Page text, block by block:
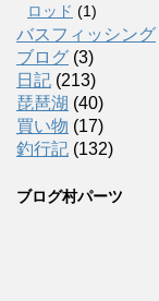
ロッド (1)
バスフィッシング
ブログ (3)
日記 (213)
琵琶湖 (40)
買い物 (17)
釣行記 (132)
ブログ村パーツ